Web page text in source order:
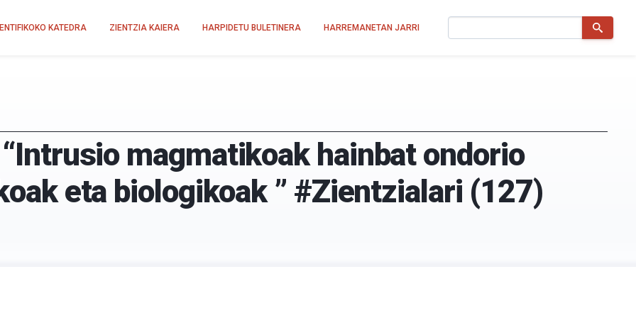
KATEDRA ZIENTZIA KAIERA HARPIDETU BULETINERA HARREMANETAN JARRI
magmatikoak hainbat ondorio
eta biologikoak ” #Zientzialari (127)